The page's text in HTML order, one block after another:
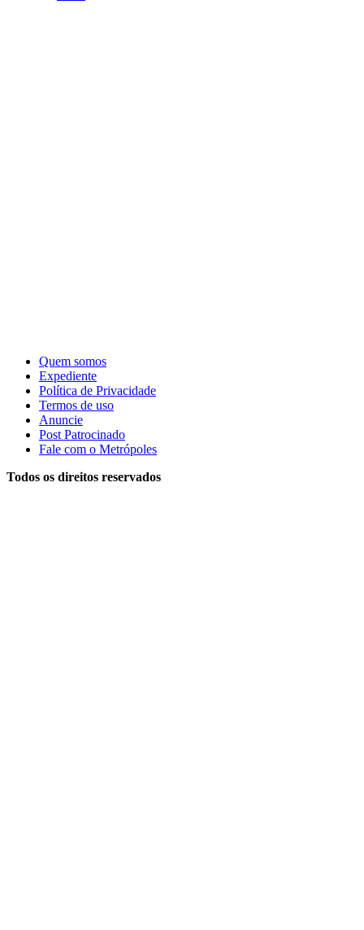
Quem somos
Expediente
Política de Privacidade
Termos de uso
Anuncie
Post Patrocinado
Fale com o Metrópoles
Todos os direitos reservados